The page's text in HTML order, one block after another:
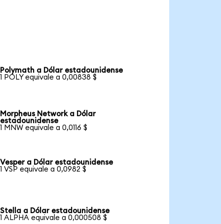
Polymath a Dólar estadounidense
1 POLY equivale a 0,00838 $
Morpheus Network a Dólar
estadounidense
1 MNW equivale a 0,0116 $
Vesper a Dólar estadounidense
1 VSP equivale a 0,0982 $
Stella a Dólar estadounidense
1 ALPHA equivale a 0,000508 $